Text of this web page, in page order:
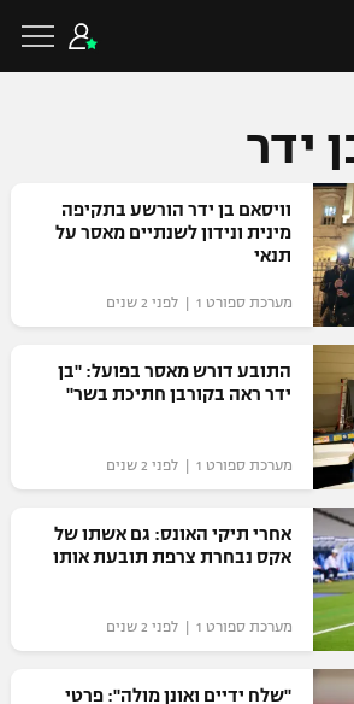
ידר
וויסאם בן ידר הורשע בתקיפה
מינית ונידון לשנתיים מאסר על
תנאי
מערכת ספורט 1 | לפני 2 שנים
התובע דורש מאסר בפועל: "בן
ידר ראה בקורבן חתיכת בשר"
מערכת ספורט 1 | לפני 2 שנים
אחרי תיקי האונס: גם אשתו של
אקס נבחרת צרפת תובעת אותו
מערכת ספורט 1 | לפני 2 שנים
"שלח ידיים ואונן מולה": פרטי